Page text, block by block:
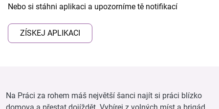
Nebo si stáhni aplikaci a upozorníme tě notifikací
ZÍSKEJ APLIKACI
Na Práci za rohem máš největší šanci najít si práci blízko
domova a přestat dojíždět. Vybírej z volných míst a brigád